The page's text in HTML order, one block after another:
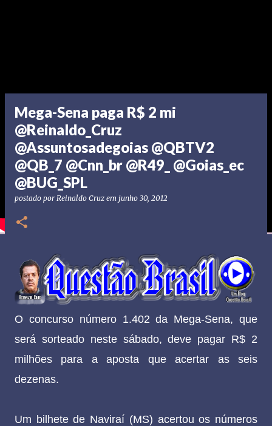
Mega-Sena paga R$ 2 mi
@Reinaldo_Cruz
@Assuntosadegoias @QBTV2
@QB_7 @Cnn_br @R49_ @Goias_ec
@BUG_SPL
postado por Reinaldo Cruz em junho 30, 2012
O concurso número 1.402 da Mega-Sena, que
será sorteado neste sábado, deve pagar R$ 2
milhões para a aposta que acertar as seis
dezenas.
Um bilhete de Naviraí (MS) acertou os números